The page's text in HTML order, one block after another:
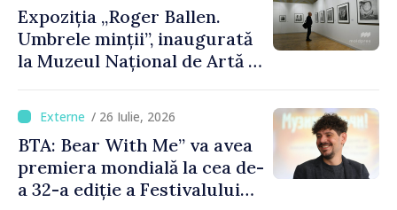
Expoziția „Roger Ballen.
Umbrele minții”, inaugurată
la Muzeul Național de Artă al
/ 26 Iulie, 2026
BTA: Bear With Me” va avea
premiera mondială la cea de-
a 32-a ediție a Festivalului